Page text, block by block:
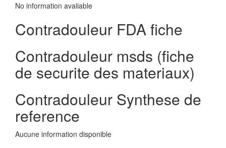
No information avaliable
Contradouleur FDA fiche
Contradouleur msds (fiche
de securite des materiaux)
Contradouleur Synthese de
reference
Aucune information disponible